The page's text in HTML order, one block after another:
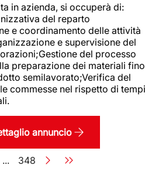
in azienda, si occuperà di:
del reparto
e coordinamento delle attività
e supervisione del
del processo
preparazione dei materiali fino
semilavorato;Verifica del
commesse nel rispetto di
annuncio
... Pagina
348